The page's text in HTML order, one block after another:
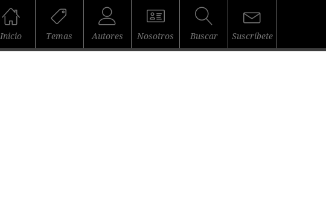
Inicio Temas Autores Nosotros Buscar Suscríbete